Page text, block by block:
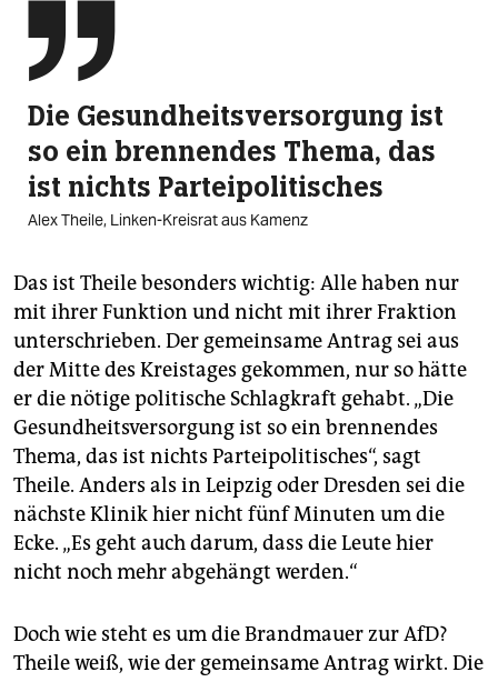

Die Gesundheitsversorgung ist
so ein brennendes Thema, das
ist nichts Parteipolitisches
Alex Theile, Linken-Kreisrat aus Kamenz
Das ist Theile besonders wichtig: Alle haben nur
mit ihrer Funktion und nicht mit ihrer Fraktion
unterschrieben. Der gemeinsame Antrag sei aus
der Mitte des Kreistages gekommen, nur so hätte
er die nötige politische Schlagkraft gehabt. „Die
Gesundheitsversorgung ist so ein brennendes
Thema, das ist nichts Parteipolitisches“, sagt
Theile. Anders als in Leipzig oder Dresden sei die
nächste Klinik hier nicht fünf Minuten um die
Ecke. „Es geht auch darum, dass die Leute hier
nicht noch mehr abgehängt werden.“
Doch wie steht es um die Brandmauer zur AfD?
Theile weiß, wie der gemeinsame Antrag wirkt. Die